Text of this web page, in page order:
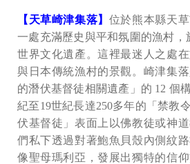
【天草崎津集落】 位於熊本縣天
一處充滿歷史與平和氛圍的漁村，
世界文化遺產。這裡最迷人之處
與日本傳統漁村的景觀。崎津集
的潛伏基督徒相關遺產」的 12 個
紀至19世紀長達250多年的「禁教
伏基督徒」表面上以佛教徒或神
們私下透過對著鮑魚貝殼內側紋
像聖母瑪利亞，發展出獨特的信